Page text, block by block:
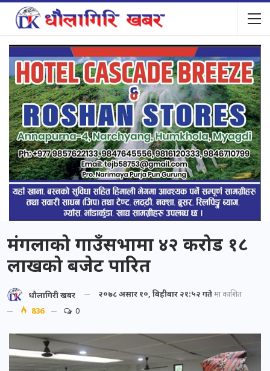
मंगलाको गाउँसभामा ४२ करोड १८
लाखको बजेट पारित
धौलागिरी खबर २०७८ असार १०, बिहीबार २१:५२ गतेमा प्रकाशित
836
0